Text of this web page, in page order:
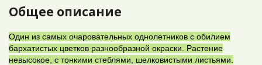
Общее описание
Один из самых очаровательных однолетников с обилием
бархатистых цветков разнообразной окраски. Растение
невысокое, с тонкими стеблями, шелковистыми листьями.